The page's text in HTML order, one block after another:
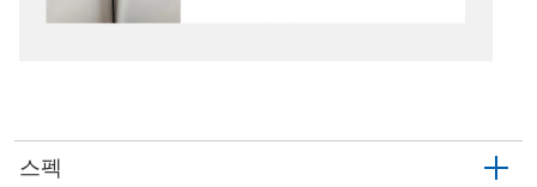
스펙